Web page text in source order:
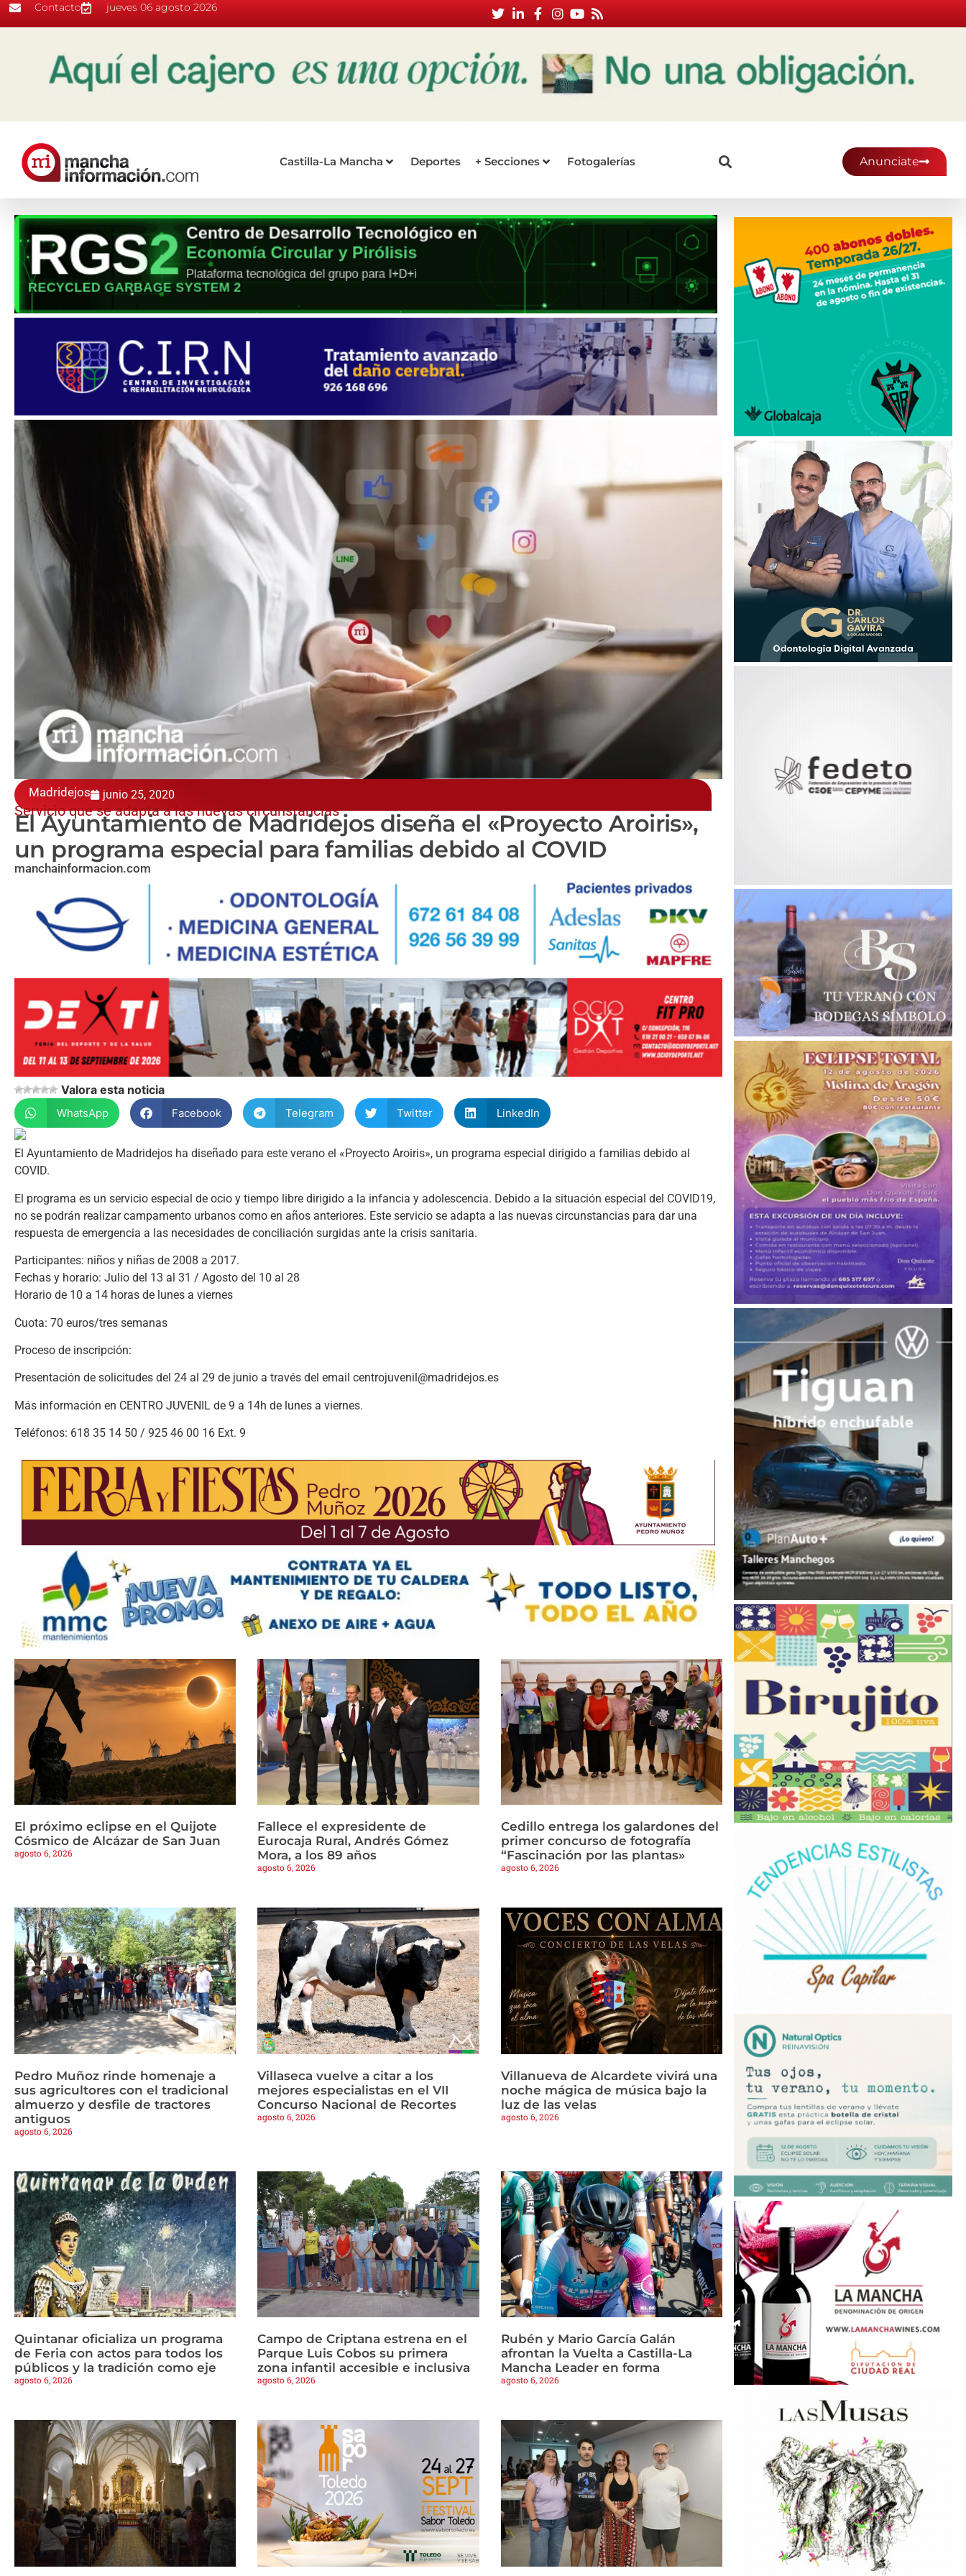
Contacto jueves 06 agosto 2026
Castilla-La Mancha Deportes + Secciones Fotogalerías Anunciate
Madridejos junio 25, 2020
Servicio que se adapta a las nuevas circunstancias
El Ayuntamiento de Madridejos diseña el «Proyecto Aroiris»,
un programa especial para familias debido al COVID
manchainformacion.com
Valora esta noticia
WhatsApp Facebook Telegram Twitter LinkedIn
El Ayuntamiento de Madridejos ha diseñado para este verano el «Proyecto Aroiris», un programa especial dirigido a familias debido al
COVID.
El programa es un servicio especial de ocio y tiempo libre dirigido a la infancia y adolescencia. Debido a la situación especial del COVID19,
no se podrán realizar campamento urbanos como en años anteriores. Este servicio se adapta a las nuevas circunstancias para dar una
respuesta de emergencia a las necesidades de conciliación surgidas ante la crisis sanitaria.
Participantes: niños y niñas de 2008 a 2017.
Fechas y horario: Julio del 13 al 31 / Agosto del 10 al 28
Horario de 10 a 14 horas de lunes a viernes
Cuota: 70 euros/tres semanas
Proceso de inscripción:
Presentación de solicitudes del 24 al 29 de junio a través del email centrojuvenil@madridejos.es
Más información en CENTRO JUVENIL de 9 a 14h de lunes a viernes.
Teléfonos: 618 35 14 50 / 925 46 00 16 Ext. 9
El próximo eclipse en el Quijote
Cósmico de Alcázar de San Juan
agosto 6, 2026
Fallece el expresidente de
Eurocaja Rural, Andrés Gómez
Mora, a los 89 años
agosto 6, 2026
Cedillo entrega los galardones del
primer concurso de fotografía
“Fascinación por las plantas»
agosto 6, 2026
Pedro Muñoz rinde homenaje a
sus agricultores con el tradicional
almuerzo y desfile de tractores
antiguos
agosto 6, 2026
Villaseca vuelve a citar a los
mejores especialistas en el VII
Concurso Nacional de Recortes
agosto 6, 2026
Villanueva de Alcardete vivirá una
noche mágica de música bajo la
luz de las velas
agosto 6, 2026
Quintanar oficializa un programa
de Feria con actos para todos los
públicos y la tradición como eje
agosto 6, 2026
Campo de Criptana estrena en el
Parque Luis Cobos su primera
zona infantil accesible e inclusiva
agosto 6, 2026
Rubén y Mario García Galán
afrontan la Vuelta a Castilla-La
Mancha Leader en forma
agosto 6, 2026